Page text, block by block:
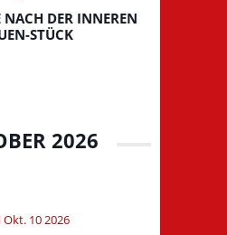
NACH DER INNEREN
STÜCK
2026
Okt. 10 2026